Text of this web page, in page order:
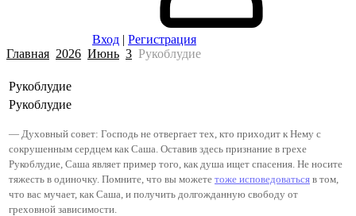
Вход | Регистрация
Главная 2026 Июнь 3 Рукоблудие
Рукоблудие
Рукоблудие
— Духовный совет: Господь не отвергает тех, кто приходит к Нему с
сокрушенным сердцем как Саша. Оставив здесь признание в грехе
Рукоблудие, Саша являет пример того, как душа ищет спасения. Не носите
тяжесть в одиночку. Помните, что вы можете тоже исповедоваться в том,
что вас мучает, как Саша, и получить долгожданную свободу от
греховной зависимости.